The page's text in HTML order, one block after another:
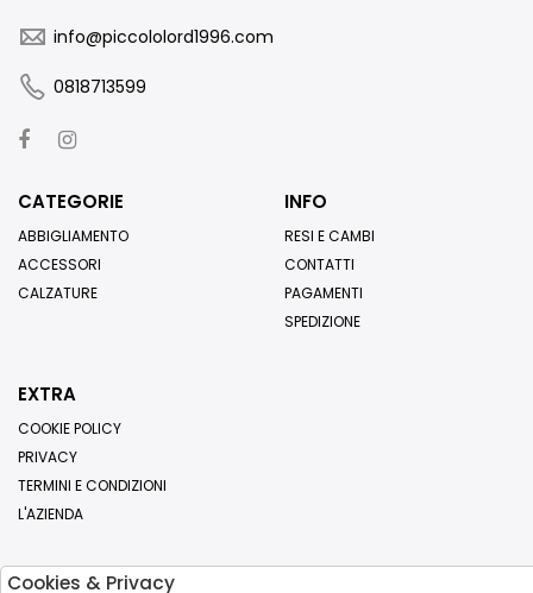
info@piccololord1996.com
0818713599
CATEGORIE
ABBIGLIAMENTO
ACCESSORI
CALZATURE
INFO
RESI E CAMBI
CONTATTI
PAGAMENTI
SPEDIZIONE
EXTRA
COOKIE POLICY
PRIVACY
TERMINI E CONDIZIONI
L'AZIENDA
Cookies & Privacy